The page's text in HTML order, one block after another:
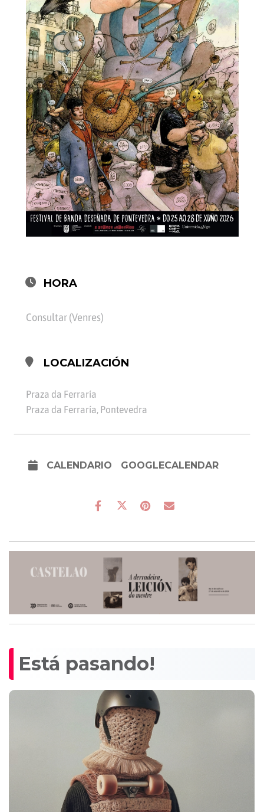
HORA
Consultar (Venres)
LOCALIZACIÓN
Praza da Ferraría
Praza da Ferraría, Pontevedra
CALENDARIO GOOGLECALENDAR
Está pasando!